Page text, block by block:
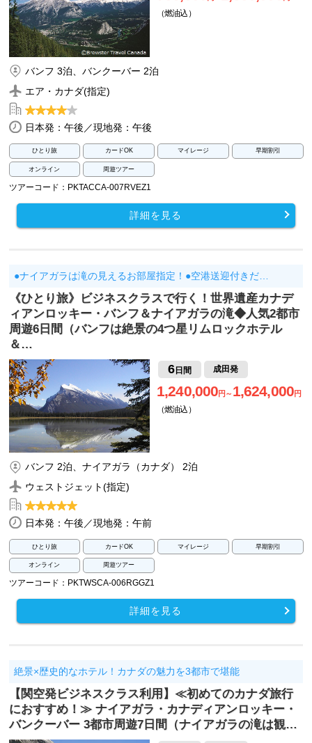
（燃油込）
バンフ 3泊、バンクーバー 2泊
エア・カナダ(指定)
日本発：午後／現地発：午後
ひとり旅 カードOK マイレージ 早期割引
オンライン 周遊ツアー
ツアーコード：PKTACCA-007RVEZ1
詳細を見る
●ナイアガラは滝の見えるお部屋指定！●空港送迎付きだ…
《ひとり旅》ビジネスクラスで行く！世界遺産カナデ
ィアンロッキー・バンフ＆ナイアガラの滝◆人気2都市
周遊6日間（バンフは絶景の4つ星リムロックホテル
＆…
6日間 成田発
1,240,000円～ 1,624,000円
（燃油込）
バンフ 2泊、ナイアガラ（カナダ） 2泊
ウェストジェット(指定)
日本発：午後／現地発：午前
ひとり旅 カードOK マイレージ 早期割引
オンライン 周遊ツアー
ツアーコード：PKTWSCA-006RGGZ1
詳細を見る
絶景×歴史的なホテル！カナダの魅力を3都市で堪能
【関空発ビジネスクラス利用】≪初めてのカナダ旅行
におすすめ！≫ ナイアガラ・カナディアンロッキー・
バンクーバー 3都市周遊7日間（ナイアガラの滝は観…